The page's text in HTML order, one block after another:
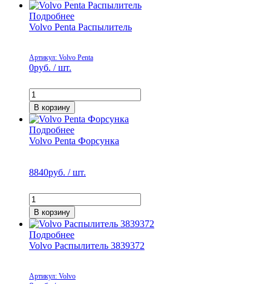
Подробнее
Volvo Penta Распылитель
Артикул: Volvo Penta
0руб. / шт.
В корзину
Подробнее
Volvo Penta Форсунка
8840руб. / шт.
В корзину
Подробнее
Volvo Распылитель 3839372
Артикул: Volvo